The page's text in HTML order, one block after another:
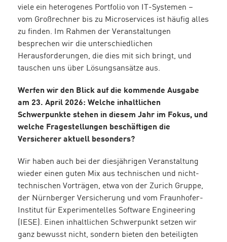
viele ein heterogenes Portfolio von IT-Systemen –
vom Großrechner bis zu Microservices ist häufig alles
zu finden. Im Rahmen der Veranstaltungen
besprechen wir die unterschiedlichen
Herausforderungen, die dies mit sich bringt, und
tauschen uns über Lösungsansätze aus.
Werfen wir den Blick auf die kommende Ausgabe
am 23. April 2026: Welche inhaltlichen
Schwerpunkte stehen in diesem Jahr im Fokus, und
welche Fragestellungen beschäftigen die
Versicherer aktuell besonders?
Wir haben auch bei der diesjährigen Veranstaltung
wieder einen guten Mix aus technischen und nicht-
technischen Vorträgen, etwa von der Zurich Gruppe,
der Nürnberger Versicherung und vom Fraunhofer-
Institut für Experimentelles Software Engineering
(IESE). Einen inhaltlichen Schwerpunkt setzen wir
ganz bewusst nicht, sondern bieten den beteiligten